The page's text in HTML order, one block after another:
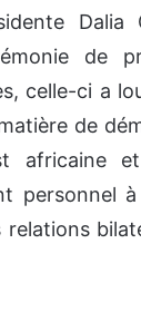
Dalia
de
celle-ci a
de
africaine
personnel